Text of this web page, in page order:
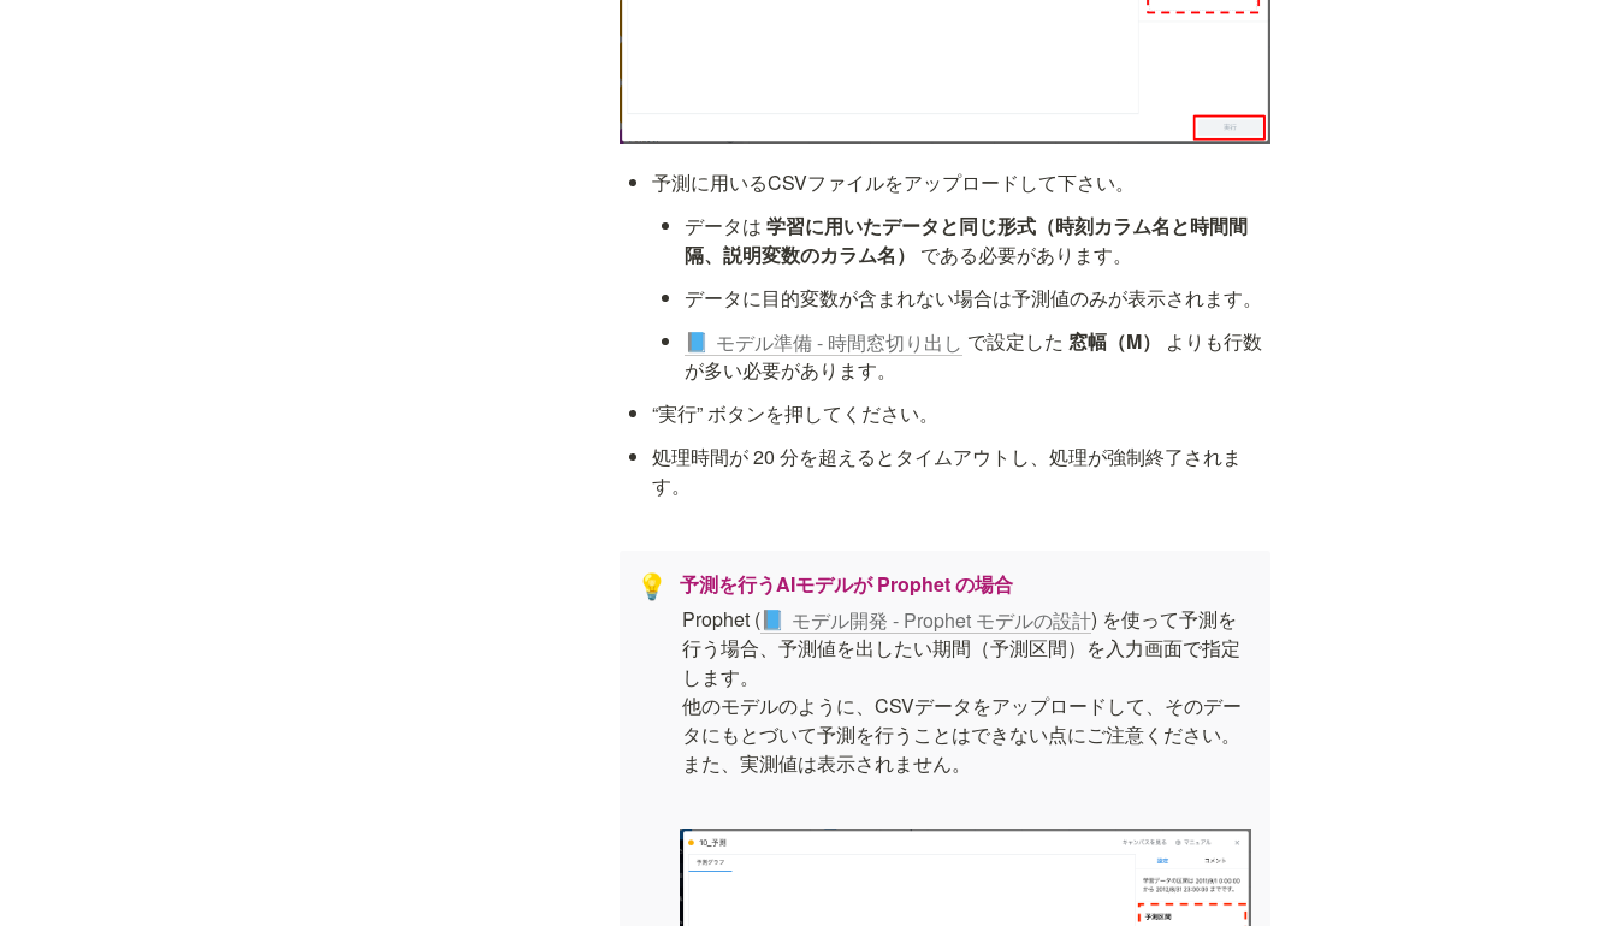
予測に用いるCSVファイルをアップロードして下さい。
データは 学習に用いたデータと同じ形式（時刻カラム名と時間間
隔、説明変数のカラム名）
である必要があります。
データに目的変数が含まれない場合は予測値のみが表示されます。
📘 モデル準備 - 時間窓切り出し で設定した 窓幅（M）
よりも行数
が多い必要があります。
“実行” ボタンを押してください。
処理時間が 20 分を超えるとタイムアウトし、処理が強制終了されま
す。
💡
予測を行うAIモデルが Prophet の場合
Prophet (📘 モデル開発 - Prophet モデルの設計) を使って予測を
行う場合、予測値を出したい期間（予測区間）を入力画面で指定
します。
他のモデルのように、CSVデータをアップロードして、そのデー
タにもとづいて予測を行うことはできない点にご注意ください。
また、実測値は表示されません。